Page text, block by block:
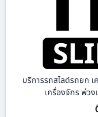
บริการรถสไลด์รถยก
เครื่องจักร พ่วง